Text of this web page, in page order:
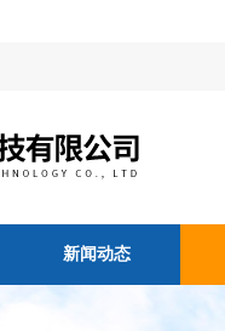
新闻动态